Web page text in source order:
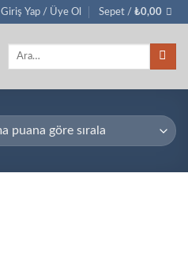
Giriş Yap / Üye Ol Sepet /₺0,00
Ara: